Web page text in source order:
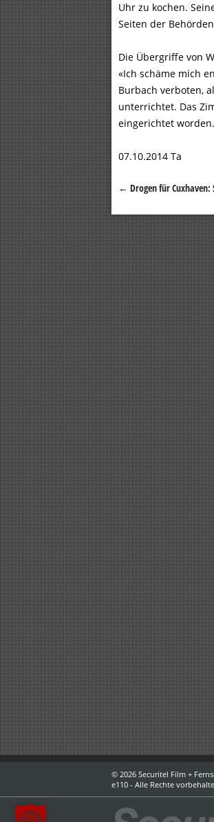
Uhr zu kochen.
Seiten der
Die Übergriffe von
«Ich schäme mich
Burbach verboten,
unterrichtet. Das
eingerichtet worden.
07.10.2014 Ta
Beitragsnavigation
← Drogen für
© 2026 Securitel Film +
e110 - Alle Rechte